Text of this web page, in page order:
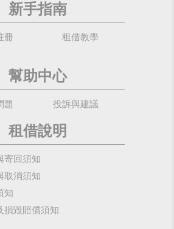
新手指南
冊 租借教學
幫助中心
題 投訴與建議
租借說明
寄回須知
取消須知
知
損毀賠償須知